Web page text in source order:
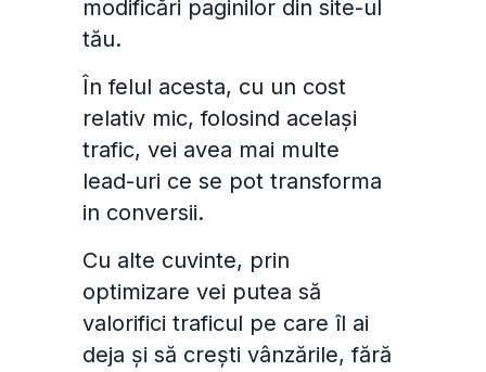
modificări paginilor din site-ul
tău.
În felul acesta, cu un cost
relativ mic, folosind același
trafic, vei avea mai multe
lead-uri ce se pot transforma
in conversii.
Cu alte cuvinte, prin
optimizare vei putea să
valorifici traficul pe care îl ai
deja și să crești vânzările, fără
Personalizează Permite toate